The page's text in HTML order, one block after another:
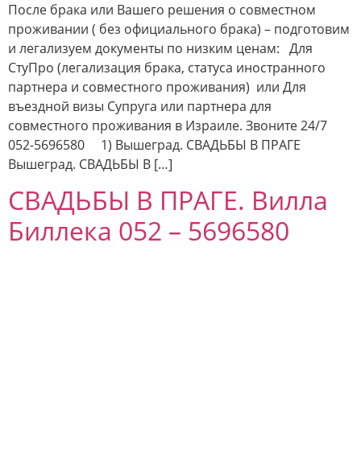
После брака или Вашего решения о совместном
проживании ( без официального брака) – подготовим
и легализуем документы по низким ценам: Для
СтуПро (легализация брака, статуса иностранного
партнера и совместного проживания) или Для
въездной визы Супруга или партнера для
совместного проживания в Израиле. Звоните 24/7
052-5696580 1) Вышеград. СВАДЬБЫ В ПРАГЕ
Вышеград. СВАДЬБЫ В […]
СВАДЬБЫ В ПРАГЕ. Вилла
Биллека 052 – 5696580